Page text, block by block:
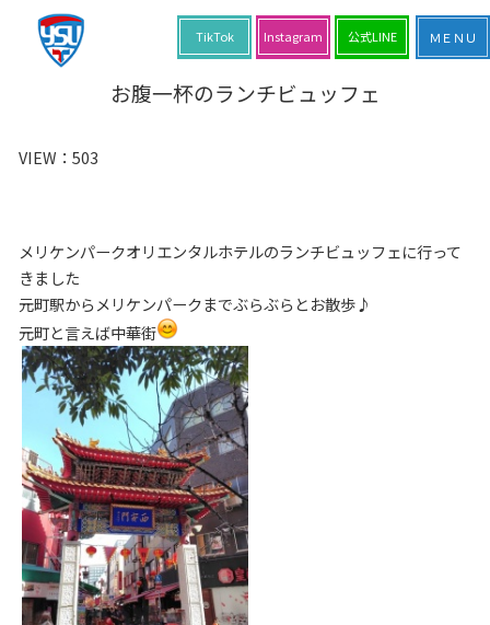
お腹一杯のランチビュッフェ
VIEW： 503
メリケンパークオリエンタルホテルのランチビュッフェに行って
きました
元町駅からメリケンパークまでぶらぶらとお散歩♪
元町と言えば中華街
公式LINE
Instagram
TikTok